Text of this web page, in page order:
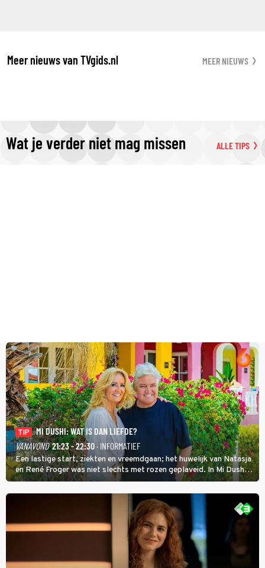
Meer nieuws van TVgids.nl MEER NIEUWS
Wat je verder niet mag missen ALLE TIPS
TIP
MI DUSHI: WAT IS DAN LIEFDE?
VANAVOND 21:23 - 22:30 · INFORMATIEF
Een lastige start, ziekten en vreemdgaan; het huwelijk van Natasja
en René Froger was niet slechts met rozen geplaveid. In Mi Dushi:
Wat Is Dan Liefde? neemt Wilfred Genee het showbizzkoppel mee
uit vissen om het over de liefde te hebben.